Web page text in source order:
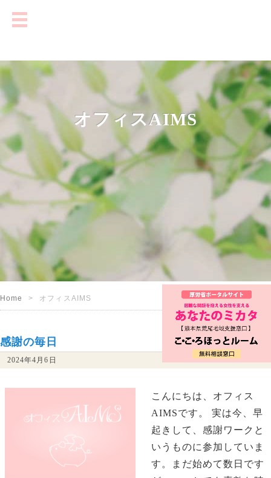
Home オフィスAIMS
オフィスAIMS
感謝の毎日
2024年4月6日
こんにちは、オフィス
AIMSです。 実は今、早
起きして、感謝ワークと
いうものに参加していま
す。まだ始めて数日です